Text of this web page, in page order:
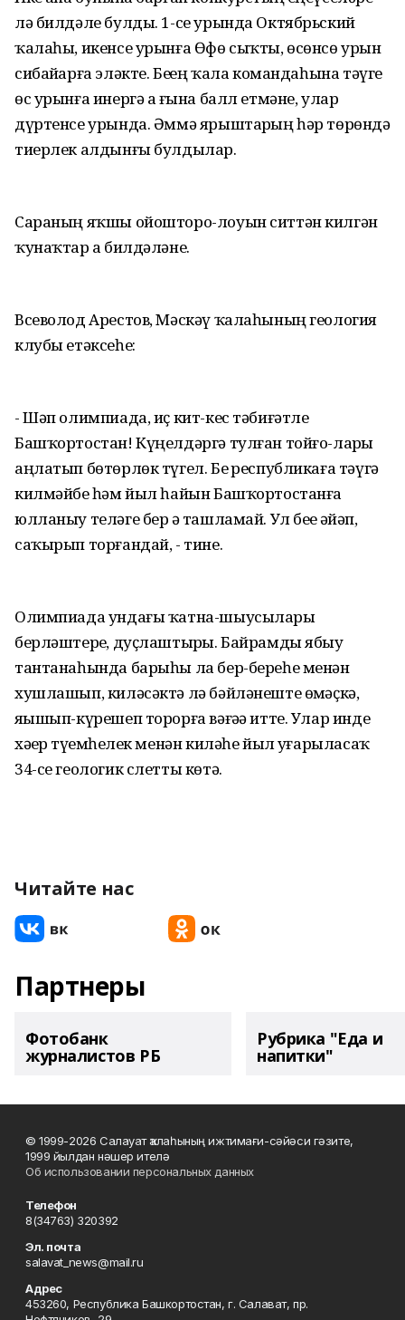
лә билдәле булды. 1-се урында Октябрьский
ҡалаһы, икенсе урынға Өфө сыҡты, өсөнсө урын
сибайҙарға эләкте. Беҙҙең ҡала командаһына тәүге
өс урынға инергә аҙ ғына балл етмәне, улар
дүртенсе урында. Әммә ярыштарҙың һәр төрөндә
тиерлек алдынғы булдылар.
Сараның яҡшы ойошторо-лоуын ситтән килгән
ҡунаҡтар ҙа билдәләне.
Всеволод Арестов, Мәскәү ҡалаһының геология
клубы етәксеһе:
- Шәп олимпиада, иҫ кит-кес тәбиғәтле
Башҡортостан! Күңелдәргә тулған тойғо-ларҙы
аңлатып бөтөрлөк түгел. Беҙ республикаға тәүгә
килмәйбеҙ һәм йыл һайын Башҡортостанға
юлланыу теләге бер ҙә ташламай. Ул беҙҙе әйҙәп,
саҡырып торғандай, - тине.
Олимпиада ундағы ҡатна-шыусыларҙы
берләштерҙе, дуҫлаштырҙы. Байрамды ябыу
тантанаһында барыһы ла бер-береһе менән
хушлашып, киләсәктә лә бәйләнеште өҙмәҫкә,
яҙышып-күрешеп торорға вәғәҙә итте. Улар инде
хәҙер түҙемһеҙлек менән киләһе йыл уҙғарыласаҡ
34-се геологик слетты көтә.
Читайте нас
Партнеры
Фотобанк
журналистов РБ
Рубрика "Еда и
напитки"
© 1999-2026 Салауат ҡалаһының ижтимағи-сәйәси гәзите,
1999 йылдан нәшер ителә
Об использовании персональных данных
Телефон
8(34763) 320392
Эл. почта
salavat_news@mail.ru
Адрес
453260, Республика Башкортостан, г. Салават, пр.